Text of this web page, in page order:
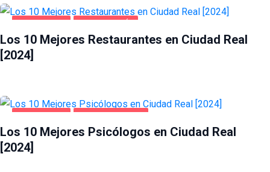
Los 10 Mejores Restaurantes en Ciudad Real
[2024]
Los 10 Mejores Psicólogos en Ciudad Real
[2024]